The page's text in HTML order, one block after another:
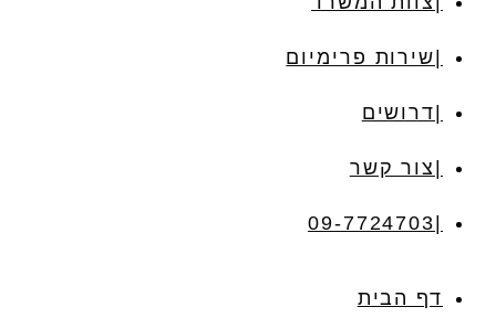
שירות פרימיום
דרושים
צור קשר
09-7724703
דף הבית